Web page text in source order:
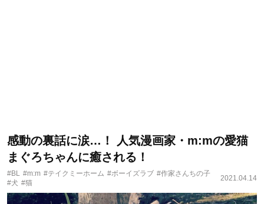
感動の裏話に涙…！ 人気漫画家・m:mの愛猫
まぐろちゃんに癒される！
#BL #m:m #テイクミーホーム #ボーイズラブ #作家さんちの子
#犬 #猫
2021.04.14